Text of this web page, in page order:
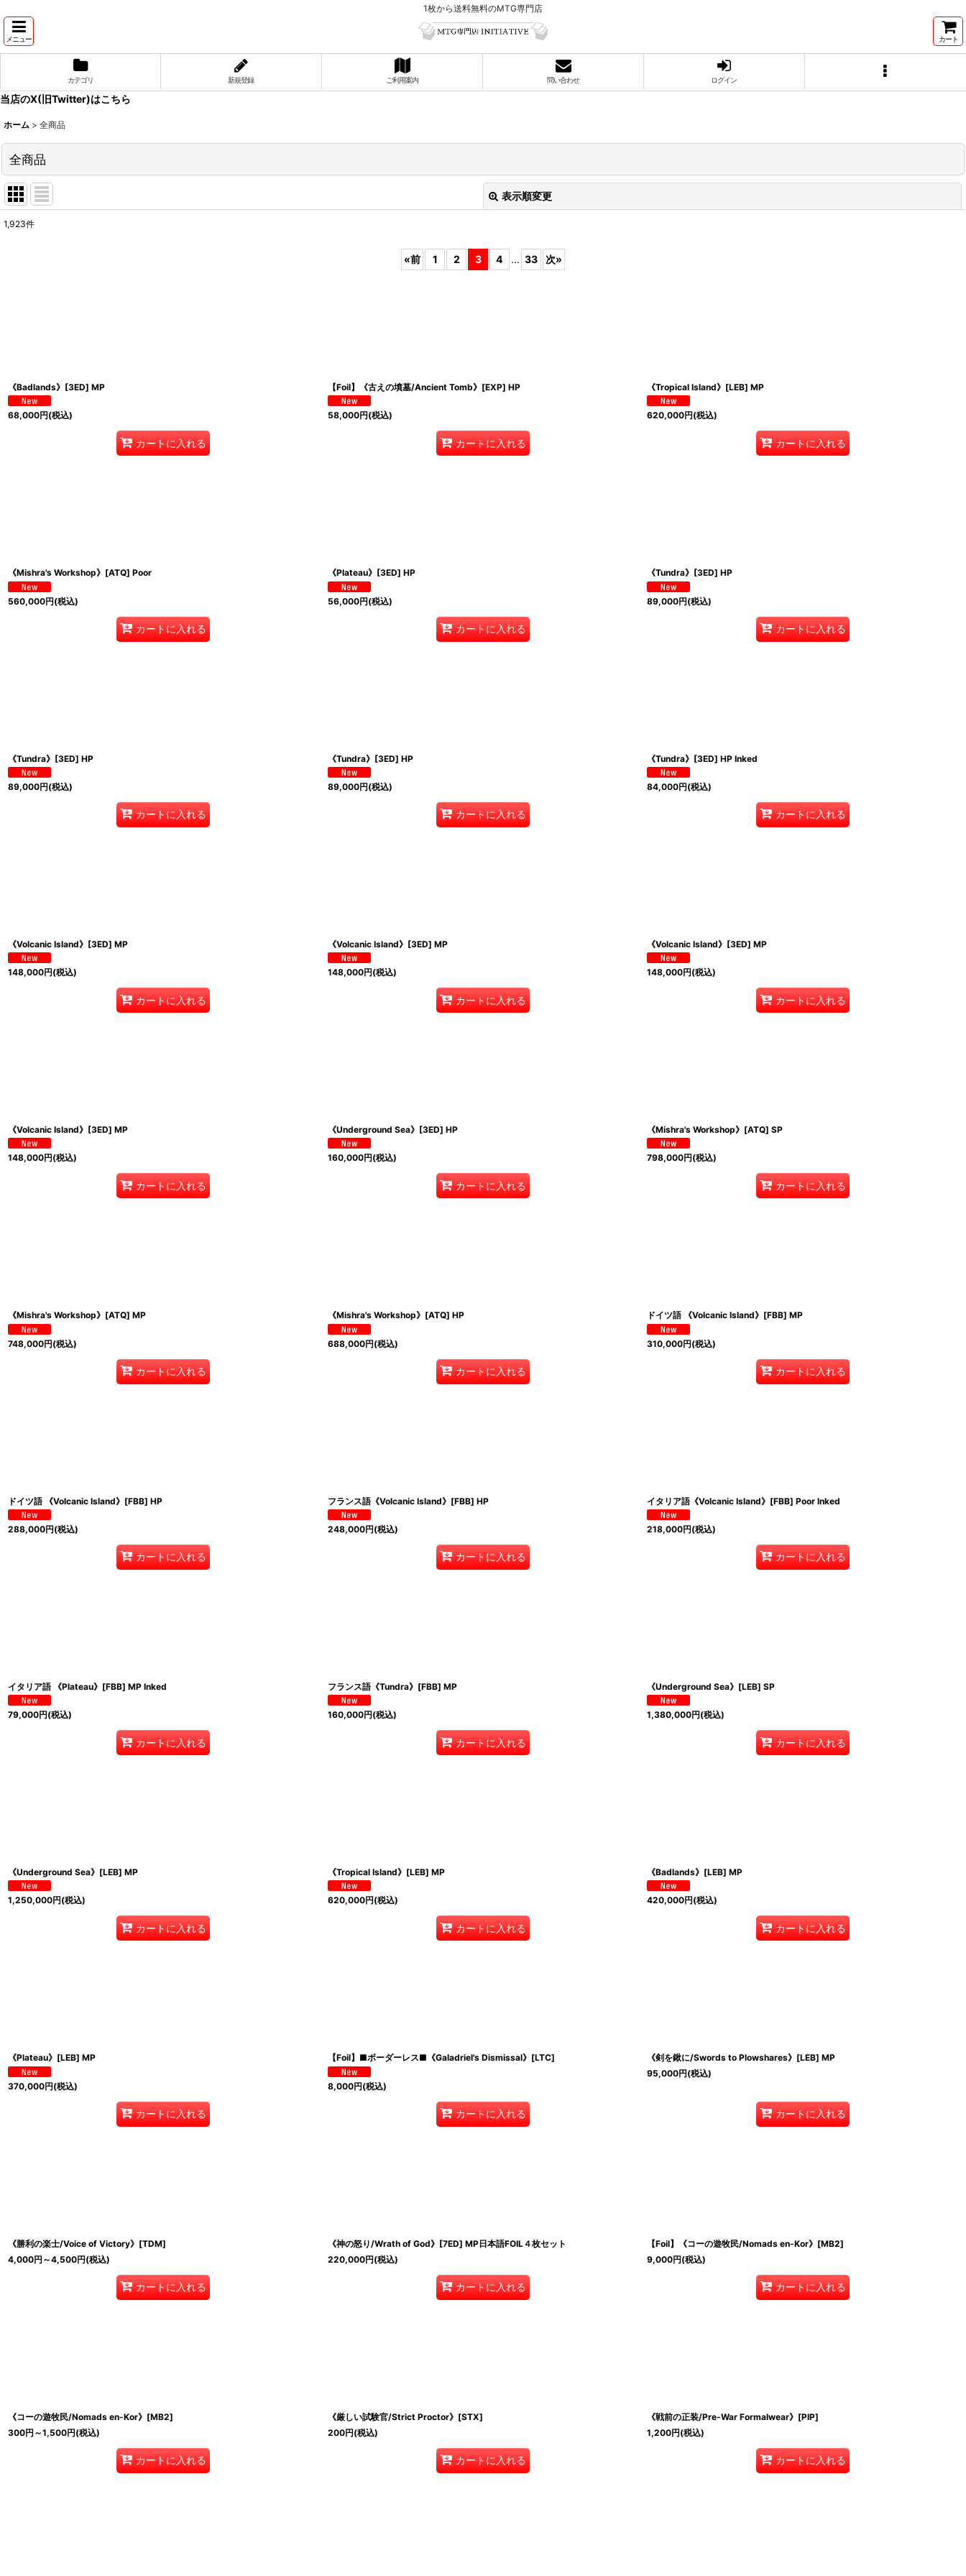
1枚から送料無料のMTG専門店
メニュー カート
カテゴリ 新規登録 ご利用案内 問い合わせ ログイン
当店のX(旧Twitter)はこちら
ホーム > 全商品
全商品
表示順変更
1,923件
«前 1 2 3 4 ... 33 次»
《Badlands》[3ED] MP
68,000円(税込)
カートに入れる
【Foil】《古えの墳墓/Ancient Tomb》[EXP] HP
58,000円(税込)
カートに入れる
《Tropical Island》[LEB] MP
620,000円(税込)
カートに入れる
《Mishra's Workshop》[ATQ] Poor
560,000円(税込)
カートに入れる
《Plateau》[3ED] HP
56,000円(税込)
カートに入れる
《Tundra》[3ED] HP
89,000円(税込)
カートに入れる
《Tundra》[3ED] HP
89,000円(税込)
カートに入れる
《Tundra》[3ED] HP
89,000円(税込)
カートに入れる
《Tundra》[3ED] HP Inked
84,000円(税込)
カートに入れる
《Volcanic Island》[3ED] MP
148,000円(税込)
カートに入れる
《Volcanic Island》[3ED] MP
148,000円(税込)
カートに入れる
《Volcanic Island》[3ED] MP
148,000円(税込)
カートに入れる
《Volcanic Island》[3ED] MP
148,000円(税込)
カートに入れる
《Underground Sea》[3ED] HP
160,000円(税込)
カートに入れる
《Mishra's Workshop》[ATQ] SP
798,000円(税込)
カートに入れる
《Mishra's Workshop》[ATQ] MP
748,000円(税込)
カートに入れる
《Mishra's Workshop》[ATQ] HP
688,000円(税込)
カートに入れる
ドイツ語 《Volcanic Island》[FBB] MP
310,000円(税込)
カートに入れる
ドイツ語 《Volcanic Island》[FBB] HP
288,000円(税込)
カートに入れる
フランス語《Volcanic Island》[FBB] HP
248,000円(税込)
カートに入れる
イタリア語《Volcanic Island》[FBB] Poor Inked
218,000円(税込)
カートに入れる
イタリア語 《Plateau》[FBB] MP Inked
79,000円(税込)
カートに入れる
フランス語《Tundra》[FBB] MP
160,000円(税込)
カートに入れる
《Underground Sea》[LEB] SP
1,380,000円(税込)
カートに入れる
《Underground Sea》[LEB] MP
1,250,000円(税込)
カートに入れる
《Tropical Island》[LEB] MP
620,000円(税込)
カートに入れる
《Badlands》[LEB] MP
420,000円(税込)
カートに入れる
《Plateau》[LEB] MP
370,000円(税込)
カートに入れる
【Foil】■ボーダーレス■《Galadriel's Dismissal》[LTC]
8,000円(税込)
カートに入れる
《剣を鍬に/Swords to Plowshares》[LEB] MP
95,000円(税込)
カートに入れる
《勝利の楽士/Voice of Victory》[TDM]
4,000円 ～4,500円(税込)
カートに入れる
《神の怒り/Wrath of God》[7ED] MP日本語FOIL４枚セット
220,000円(税込)
カートに入れる
【Foil】《コーの遊牧民/Nomads en-Kor》[MB2]
9,000円(税込)
カートに入れる
《コーの遊牧民/Nomads en-Kor》[MB2]
300円 ～1,500円(税込)
カートに入れる
《厳しい試験官/Strict Proctor》[STX]
200円(税込)
カートに入れる
《戦前の正装/Pre-War Formalwear》[PIP]
1,200円(税込)
カートに入れる